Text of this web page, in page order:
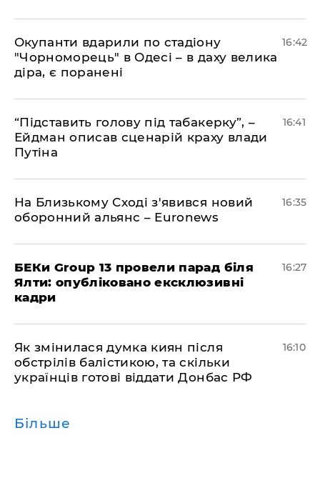
​Окупанти вдарили по стадіону
"Чорноморець" в Одесі – в даху велика
діра, є поранені
16:42
​“Підставить голову під табакерку”, –
Ейдман описав сценарій краху влади
Путіна
16:41
На Близькому Сході з'явився новий
оборонний альянс – Euronews
16:35
БЕКи Group 13 провели парад біля
Ялти: опубліковано ексклюзивні
кадри
16:27
Як змінилася думка киян після
обстрілів балістикою, та скільки
українців готові віддати Донбас РФ
16:10
Більше